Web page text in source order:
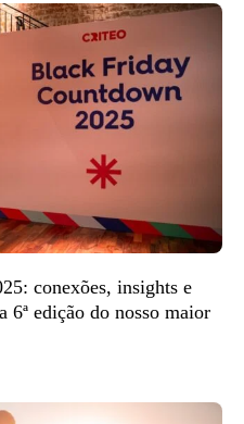
conexões, insights e
6ª edição do nosso maior